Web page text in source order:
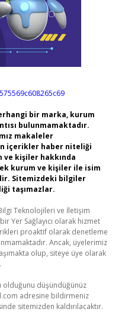
bir marka, kurum
bulunmamaktadır.
makaleler
içerikler haber niteliği
ve kişiler hakkında
kurum ve kişiler ile isim
Sitemizdeki bilgiler
taşımazlar.
Teknolojileri ve İletişim
Yer Sağlayıcı olarak hizmet
proaktif olarak denetleme
Ancak, üyelerimiz
olup, siteye üye olarak
olduğunu düşündüğünüz
adresine bildirmeniz
sitemizden kaldırılacaktır.